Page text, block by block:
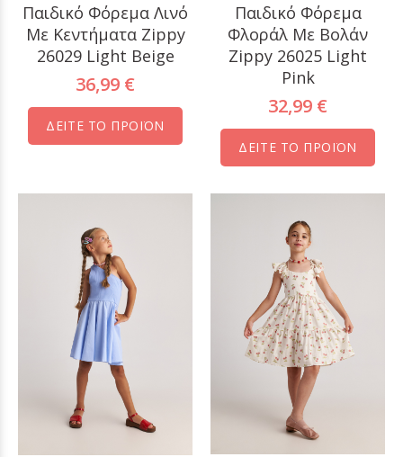
Παιδικό Φόρεμα Λινό
Με Κεντήματα Zippy
26029 Light Beige
36,99 €
ΔΕΙΤΕ ΤΟ ΠΡΟΪΟΝ
Παιδικό Φόρεμα
Φλοράλ Με Βολάν
Zippy 26025 Light
Pink
32,99 €
ΔΕΙΤΕ ΤΟ ΠΡΟΪΟΝ